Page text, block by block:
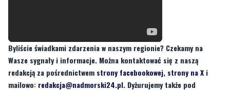
Byliście świadkami zdarzenia w naszym regionie? Czekamy na
Wasze sygnały i informacje. Można kontaktować się z naszą
redakcją za pośrednictwem strony facebookowej, strony na X i
mailowo: redakcja@nadmorski24.pl. Dyżurujemy także pod